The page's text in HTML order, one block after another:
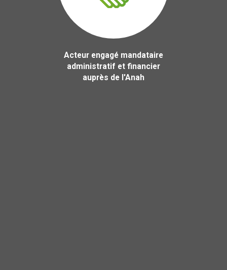
Acteur engagé mandataire
administratif et financier
auprès de l'Anah